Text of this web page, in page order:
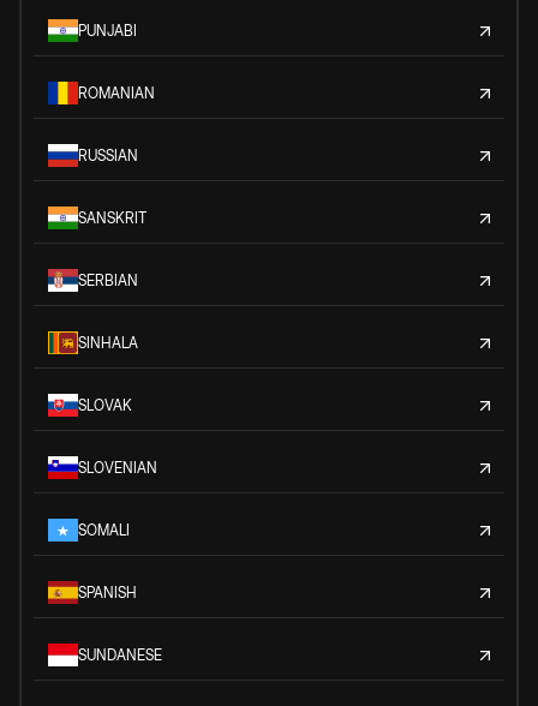
PUNJABI
ROMANIAN
RUSSIAN
SANSKRIT
SERBIAN
SINHALA
SLOVAK
SLOVENIAN
SOMALI
SPANISH
SUNDANESE